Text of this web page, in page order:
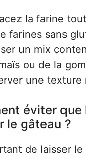
la farine
farines sans
un mix
ou de la
une texture
éviter que
le gâteau ?
de laisser le